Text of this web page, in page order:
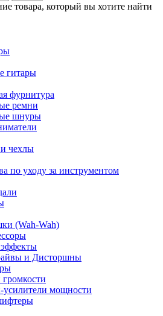
товара, который вы хотите найти
гитары
фурнитура
ремни
шнуры
чехлы
по уходу за инструментом
(Wah-Wah)
и Дисторшны
усилители мощности